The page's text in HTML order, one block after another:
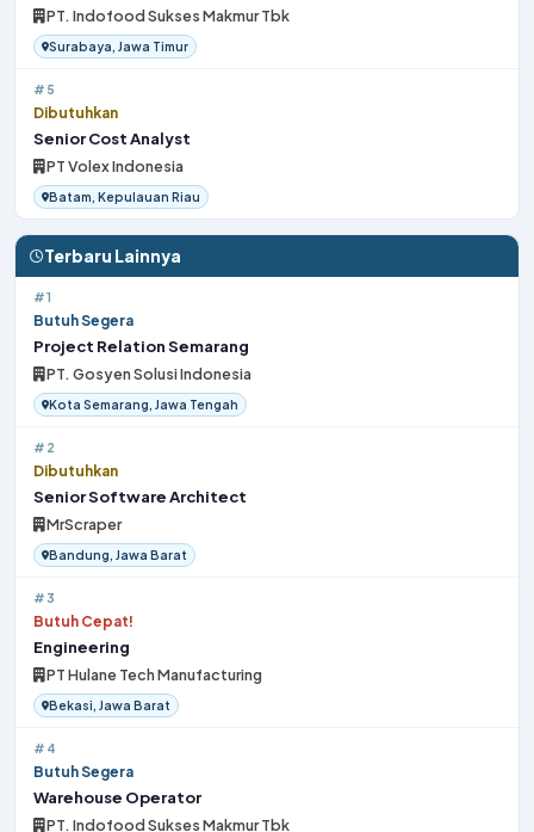
PT. Indofood Sukses Makmur Tbk
Surabaya, Jawa Timur
#5
Dibutuhkan
Senior Cost Analyst
PT Volex Indonesia
Batam, Kepulauan Riau
Terbaru Lainnya
#1
Butuh Segera
Project Relation Semarang
PT. Gosyen Solusi Indonesia
Kota Semarang, Jawa Tengah
#2
Dibutuhkan
Senior Software Architect
MrScraper
Bandung, Jawa Barat
#3
Butuh Cepat!
Engineering
PT Hulane Tech Manufacturing
Bekasi, Jawa Barat
#4
Butuh Segera
Warehouse Operator
PT. Indofood Sukses Makmur Tbk